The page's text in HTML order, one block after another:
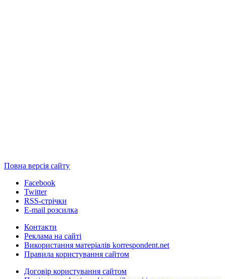
Повна версія сайту
Facebook
Twitter
RSS-стрічки
E-mail розсилка
Контакти
Реклама на сайті
Використання матеріалів korrespondent.net
Правила користування сайтом
Договір користування сайтом